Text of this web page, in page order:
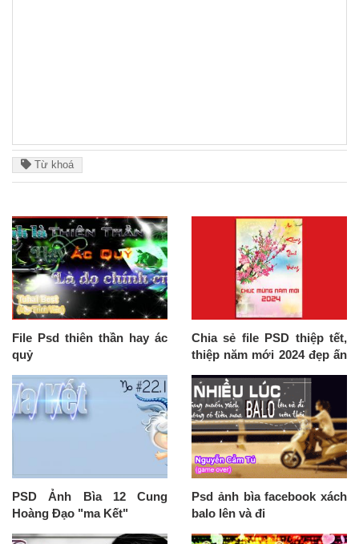
Từ khoá
File Psd thiên thần hay ác
quỷ
Chia sẻ file PSD thiệp tết,
thiệp năm mới 2024 đẹp ấn
PSD Ảnh Bìa 12 Cung
Hoàng Đạo "ma Kết"
Psd ảnh bìa facebook xách
balo lên và đi